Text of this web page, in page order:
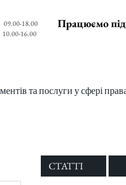
09.00-18.00
10.00-16.00
Працюємо
та послуги у сфері
СТАТТІ